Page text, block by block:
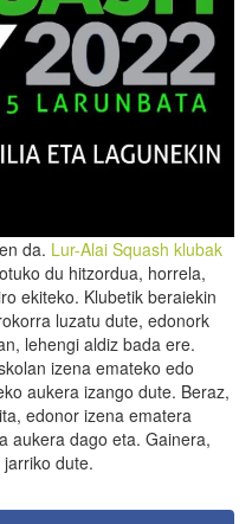
da. Lur-Alai Squash klubak
du hitzordua, horrela,
ekiteko. Klubetik beraiekin
luzatu dute, edonork
lehengi aldiz bada ere.
izena emateko edo
aukera izango dute. Beraz,
edonor izena ematera
aukera dago eta. Gainera,
dute.